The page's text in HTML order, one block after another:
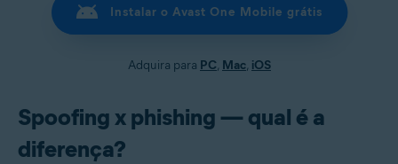
Instalar o Avast One Mobile grátis
Adquira para PC, Mac, iOS
Spoofing x phishing — qual é a
diferença?